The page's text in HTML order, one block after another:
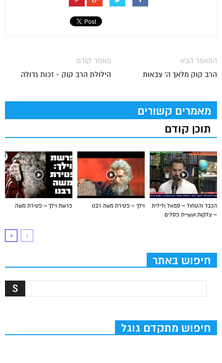
מאמר קודם
הילולת הרב קוק - זכות גדולה
המאמר הבא
הרב קוק מלאך ה' צבאות
מאמרים קשורים
תוכן קודם
פרשת וילך – פטירת משה וילך – פטירת משה רבנו
הכבד והטחול – סמאל ולילית
– צלקות ועשיית פסלים
חיפוש באתר
חיפוש מתקדם גוגל